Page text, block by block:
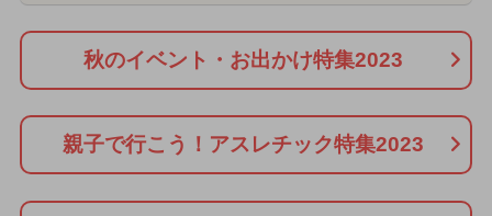
秋のイベント・お出かけ特集2023
親子で行こう！アスレチック特集2023